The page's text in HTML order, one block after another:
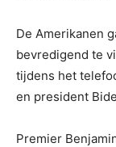
De Amerikanen
bevredigend te
tijdens het
en president
Premier